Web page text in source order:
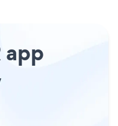
app